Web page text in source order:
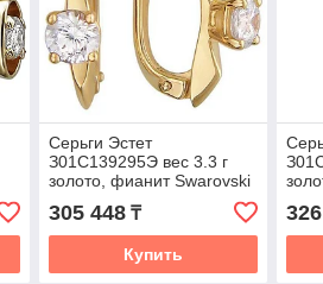
Серьги Эстет
З01С139295Э вес 3.3 г
золото, фианит Swarovski
305 448₸
Купить